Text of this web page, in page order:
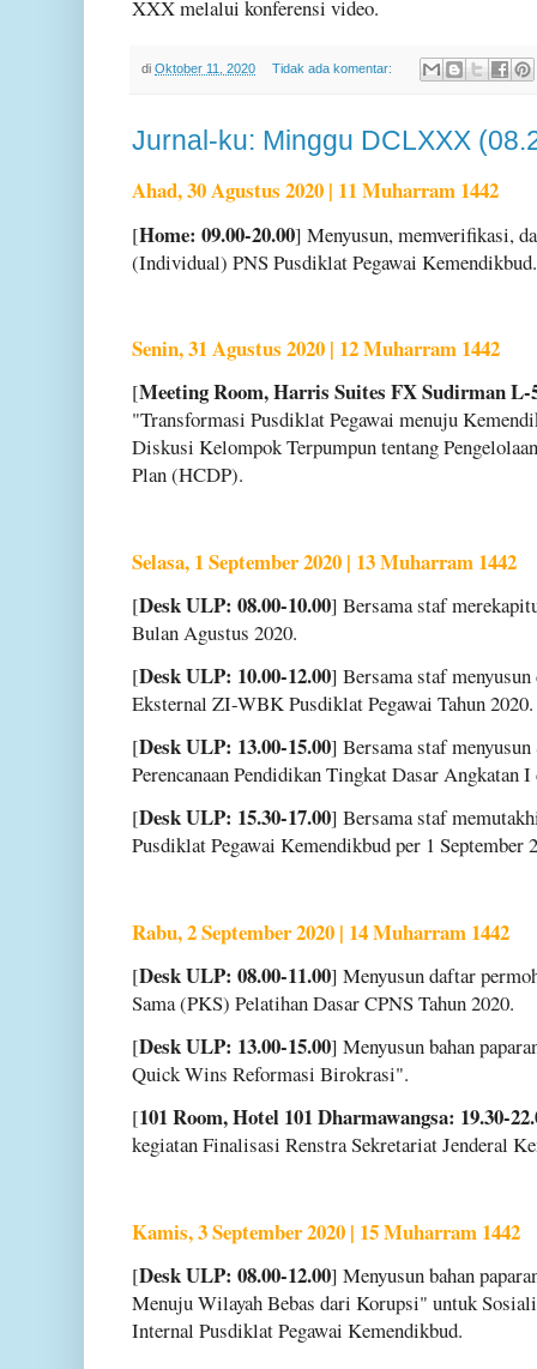
XXX melalui konferensi video.
di Oktober 11, 2020 Tidak ada komentar:
Jurnal-ku: Minggu DCLXXX
Ahad, 30 Agustus 2020 | 11 Muharram 1442
[Home: 09.00-20.00] Menyusun, memverifikasi,
(Individual) PNS Pusdiklat Pegawai Kemendikbud.
Senin, 31 Agustus 2020 | 12 Muharram 1442
[Meeting Room, Harris Suites FX Sudirman L-
"Transformasi Pusdiklat Pegawai menuju
Diskusi Kelompok Terpumpun tentang
Plan (HCDP).
Selasa, 1 September 2020 | 13 Muharram 1442
[Desk ULP: 08.00-10.00] Bersama staf
Bulan Agustus 2020.
[Desk ULP: 10.00-12.00] Bersama staf
Eksternal ZI-WBK Pusdiklat Pegawai Tahun 2020.
[Desk ULP: 13.00-15.00] Bersama staf
Perencanaan Pendidikan Tingkat Dasar Angkatan
[Desk ULP: 15.30-17.00] Bersama staf
Pusdiklat Pegawai Kemendikbud per 1 September
Rabu, 2 September 2020 | 14 Muharram 1442
[Desk ULP: 08.00-11.00] Menyusun daftar
Sama (PKS) Pelatihan Dasar CPNS Tahun 2020.
[Desk ULP: 13.00-15.00] Menyusun bahan
Quick Wins Reformasi Birokrasi".
[101 Room, Hotel 101 Dharmawangsa: 19.30-
kegiatan Finalisasi Renstra Sekretariat Jenderal
Kamis, 3 September 2020 | 15 Muharram 1442
[Desk ULP: 08.00-12.00] Menyusun bahan
Menuju Wilayah Bebas dari Korupsi" untuk
Internal Pusdiklat Pegawai Kemendikbud.